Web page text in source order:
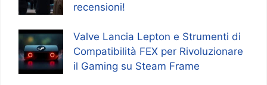
recensioni!
Valve Lancia Lepton e Strumenti di
Compatibilità FEX per Rivoluzionare
il Gaming su Steam Frame